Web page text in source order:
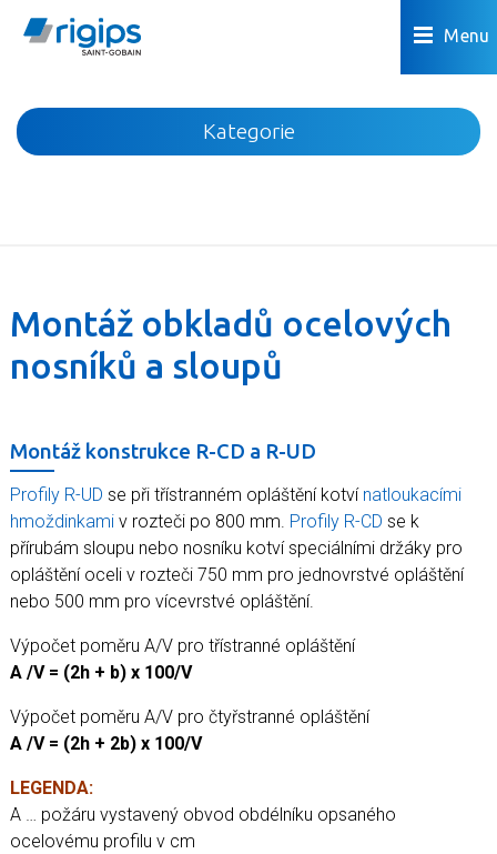
Menu
Kategorie
Příčky
Podlahy
Omítky a povrchová úprava
Podkroví
Dřevostavby
Koupelny a vlhké prostory
Zásady a užitečné informace
Reference
Montáž obkladů ocelových
nosníků a sloupů
Montáž konstrukce R-CD a R-UD
Profily R-UD se při třístranném opláštění kotví natloukacími
hmoždinkami v rozteči po 800 mm. Profily R-CD se k
přírubám sloupu nebo nosníku kotví speciálními držáky pro
opláštění oceli v rozteči 750 mm pro jednovrstvé opláštění
nebo 500 mm pro vícevrstvé opláštění.
Výpočet poměru A/V pro třístranné opláštění
A /V = (2h + b) x 100/V
Výpočet poměru A/V pro čtyřstranné opláštění
A /V = (2h + 2b) x 100/V
LEGENDA:
A … požáru vystavený obvod obdélníku opsaného
ocelovému profilu v cm